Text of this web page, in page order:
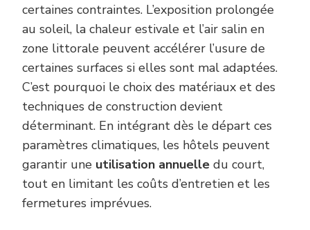
certaines contraintes. L’exposition prolongée
au soleil, la chaleur estivale et l’air salin en
zone littorale peuvent accélérer l’usure de
certaines surfaces si elles sont mal adaptées.
C’est pourquoi le choix des matériaux et des
techniques de construction devient
déterminant. En intégrant dès le départ ces
paramètres climatiques, les hôtels peuvent
garantir une utilisation annuelle du court,
tout en limitant les coûts d’entretien et les
fermetures imprévues.